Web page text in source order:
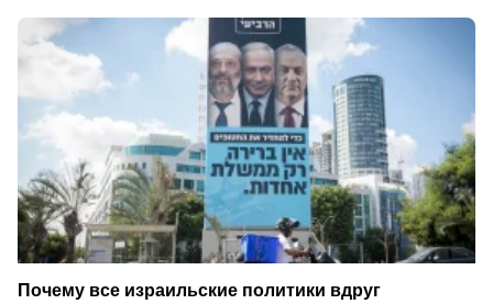
Почему все израильские политики вдруг